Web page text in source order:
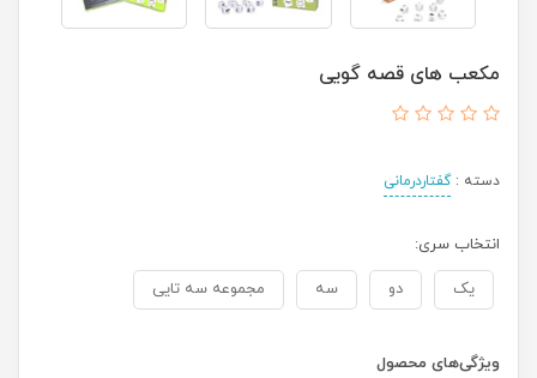
مکعب های قصه گویی
دسته :گفتاردرمانی
انتخاب سری:
یک دو سه مجموعه سه تایی
ویژگی‌های محصول